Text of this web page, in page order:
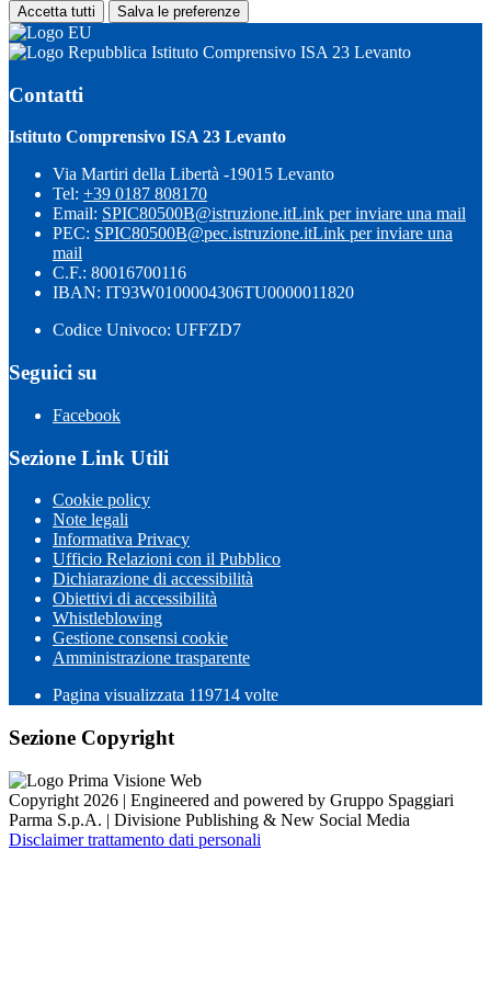
Accetta tutti Salva le preferenze
Istituto Comprensivo ISA 23 Levanto
Contatti
Istituto Comprensivo ISA 23 Levanto
Via Martiri della Libertà -19015 Levanto
Tel: +39 0187 808170
Email: SPIC80500B@istruzione.itLink per inviare una mail
PEC: SPIC80500B@pec.istruzione.itLink per inviare una
mail
C.F.: 80016700116
IBAN: IT93W0100004306TU0000011820
Codice Univoco: UFFZD7
Seguici su
Facebook
Sezione Link Utili
Cookie policy
Note legali
Informativa Privacy
Ufficio Relazioni con il Pubblico
Dichiarazione di accessibilità
Obiettivi di accessibilità
Whistleblowing
Gestione consensi cookie
Amministrazione trasparente
Pagina visualizzata 119714 volte
Sezione Copyright
Copyright 2026 | Engineered and powered by Gruppo Spaggiari
Parma S.p.A. | Divisione Publishing & New Social Media
Disclaimer trattamento dati personali